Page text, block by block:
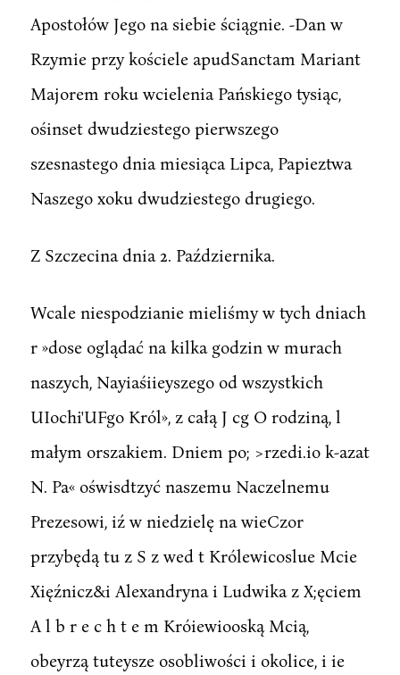
Apostołów Jego na siebie ściągnie. -Dan w
Rzymie przy kościele apudSanctam Mariant
Majorem roku wcielenia Pańskiego tysiąc,
ośinset dwudziestego pierwszego
szesnastego dnia miesiąca Lipca, Papieztwa
Naszego xoku dwudziestego drugiego.
Z Szczecina dnia 2. Października.
Wcale niespodzianie mieliśmy w tych dniach
r »dose oglądać na kilka godzin w murach
naszych, Nayiaśiieyszego od wszystkich
UIochi'UFgo Król», z całą J cg O rodziną, l
małym orszakiem. Dniem po; >rzedi.io k-azat
N. Pa« oświsdtzyć naszemu Naczelnemu
Prezesowi, iź w niedzielę na wieCzor
przybędą tu z S z wed t Królewicoslue Mcie
Xięźnicz&i Alexandryna i Ludwika z X;ęciem
A l b r e c h t e m Króiewiooską Mcią,
obeyrzą tuteysze osobliwości i okolice, i ie